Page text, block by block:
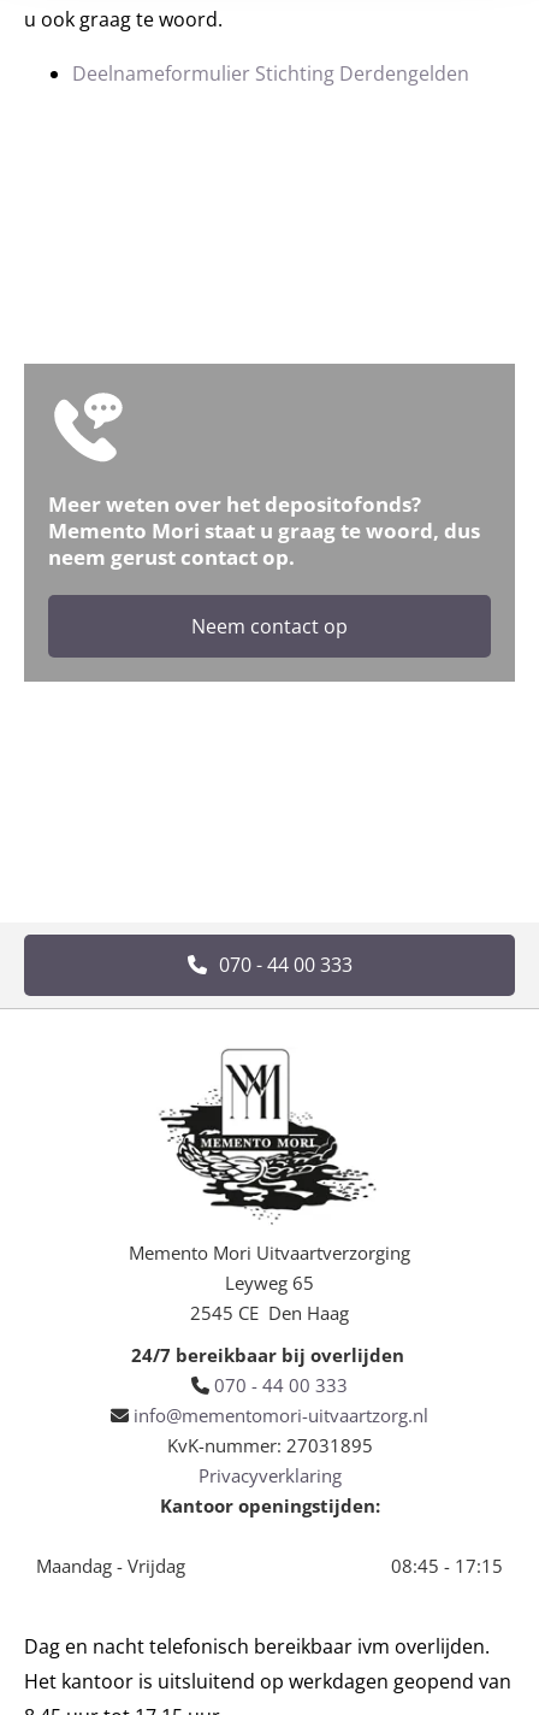
u ook graag te woord.
Deelnameformulier Stichting Derdengelden
Meer weten over het depositofonds?
Memento Mori staat u graag te woord, dus
neem gerust contact op.
Neem contact op
070 - 44 00 333
Memento Mori Uitvaartverzorging
Leyweg 65
2545 CE Den Haag
24/7 bereikbaar bij overlijden
 070 - 44 00 333
 info@mementomori-uitvaartzorg.nl
KvK-nummer: 27031895
Privacyverklaring
Kantoor openingstijden:
Maandag - Vrijdag 08:45 - 17:15
Dag en nacht telefonisch bereikbaar ivm overlijden.
Het kantoor is uitsluitend op werkdagen geopend van